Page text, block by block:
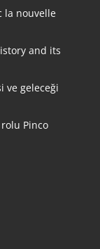
la nouvelle
and its
ve geleceği
Pinco